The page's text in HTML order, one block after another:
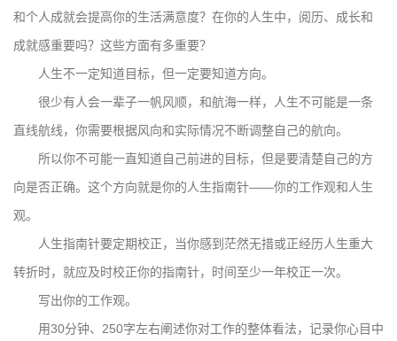
和个人成就会提高你的生活满意度？在你的人生中，阅历、成长和
成就感重要吗？这些方面有多重要？
人生不一定知道目标，但一定要知道方向。
很少有人会一辈子一帆风顺，和航海一样，人生不可能是一条
直线航线，你需要根据风向和实际情况不断调整自己的航向。
所以你不可能一直知道自己前进的目标，但是要清楚自己的方
向是否正确。这个方向就是你的人生指南针——你的工作观和人生
观。
人生指南针要定期校正，当你感到茫然无措或正经历人生重大
转折时，就应及时校正你的指南针，时间至少一年校正一次。
写出你的工作观。
用30分钟、250字左右阐述你对工作的整体看法，记录你心目中